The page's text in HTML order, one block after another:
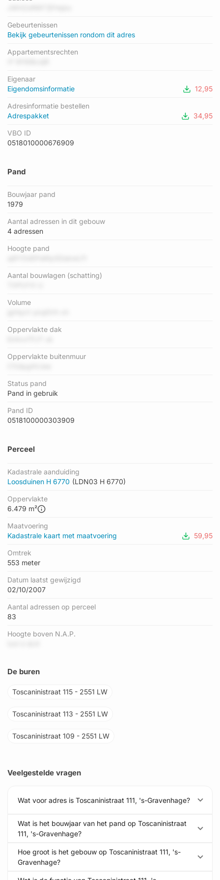
er B. Het adres Toscaninistraat 111 heeft als status:
'verblijfsobject in gebruik'. Het pand waarin dit adres ligt heeft
Gebeurtenissen
Bekijk gebeurtenissen rondom dit adres
Appartementsrechten
Eigenaar
Eigendomsinformatie
12,95
Adresinformatie bestellen
Adrespakket
34,95
VBO ID
0518010000676909
Pand
Bouwjaar pand
1979
Aantal adressen in dit gebouw
4 adressen
Hoogte pand
Aantal bouwlagen (schatting)
Volume
Oppervlakte dak
Oppervlakte buitenmuur
Status pand
Pand in gebruik
Pand ID
0518100000303909
Perceel
Kadastrale aanduiding
Loosduinen H 6770 (LDN03 H 6770)
Oppervlakte
6.479 m²
Maatvoering
Kadastrale kaart met maatvoering
59,95
Omtrek
553 meter
Datum laatst gewijzigd
02/10/2007
Aantal adressen op perceel
83
Hoogte boven N.A.P.
De buren
Toscaninistraat 115 - 2551 LW
Toscaninistraat 113 - 2551 LW
Toscaninistraat 109 - 2551 LW
Veelgestelde vragen
Wat voor adres is Toscaninistraat 111, 's-Gravenhage?
Wat is het bouwjaar van het pand op Toscaninistraat
111, 's-Gravenhage?
Hoe groot is het gebouw op Toscaninistraat 111, 's-
Gravenhage?